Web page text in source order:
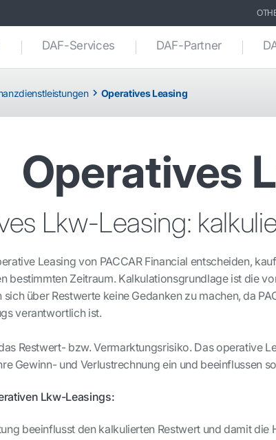
DAF-Services DAF-Partner
Operatives Leasing
Operatives
Lkw-Leasing:
Leasing von PACCAR Financial entscheiden,
bestimmten Zeitraum. Kalkulationsgrundlage ist die
sich über Restwerte keine Gedanken zu machen, da
verantwortlich ist.
Restwert- bzw. Vermarktungsrisiko. Das operative
Gewinn- und Verlustrechnung ein und beeinflussen
Lkw-Leasings:
beeinflusst den kalkulierten Restwert und damit die